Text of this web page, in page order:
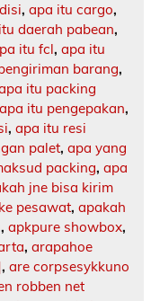
, apa itu cargo,
daerah pabean,
itu fcl, apa itu
barang,
itu packing
apa itu pengepakan,
, apa itu resi
palet, apa yang
packing, apa
jne bisa kirim
pesawat, apakah
, apkpure showbox,
, arapahoe
, are corpsesykkuno
robben net